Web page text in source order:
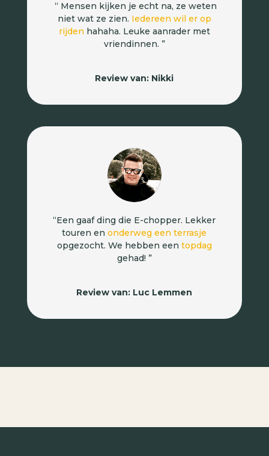
“ Mensen kijken je echt na, ze weten
niet wat ze zien. Iedereen wil er op
rijden hahaha. Leuke aanrader met
vriendinnen. ”
Review van: Nikki
“Een gaaf ding die E-chopper. Lekker
touren enonderweg een terrasje
opgezocht. We hebben een topdag
gehad! ”
Review van: Luc Lemmen